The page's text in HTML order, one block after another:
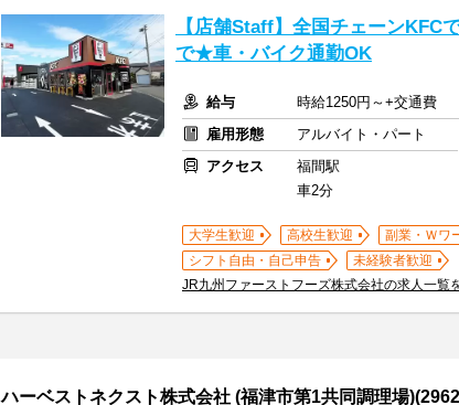
【店舗Staff】全国チェーン
で★車・バイク通勤OK
給与
時給1250円～+交通費
雇用形態
アルバイト・パート
アクセス
福間駅
車2分
大学生歓迎 高校生歓迎
副業・Ｗワ
シフト自由・自己申告
未経験者歓迎
JR九州ファーストフーズ株式会社の求人一覧
ハーベストネクスト株式会社 (福津市第1共同調理場